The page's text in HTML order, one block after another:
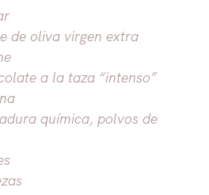
de oliva virgen extra
a la taza “intenso”
química, polvos de